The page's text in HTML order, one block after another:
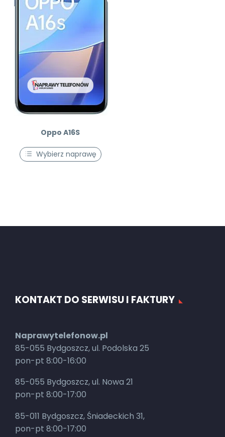
Oppo A16S
Wybierz naprawę
KONTAKT DO SERWISU I FAKTURY
Naprawytelefonow.pl
85-055 Bydgoszcz, ul. Podolska 25
pon-pt 8:00-16:00
85-055 Bydgoszcz, ul. Nowa 21
pon-pt 8:00-17:00
85-011 Bydgoszcz, Śniadeckich 31,
pon-pt 8:00-17:00